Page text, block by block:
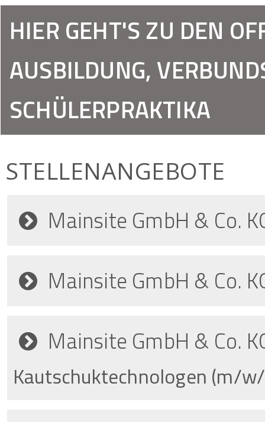
HIER GEHT'S ZU DEN
AUSBILDUNG,
SCHÜLERPRAKTIKA
STELLENANGEBOTE
Mainsite GmbH & Co.
Mainsite GmbH & Co.
Mainsite GmbH & Co.
Kautschuktechnologen (m/